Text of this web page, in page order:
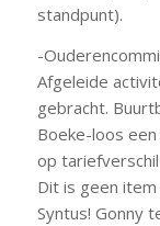
standpunt).
-
Afgeleide
gebracht.
Boeke-loos
op
Dit is geen
Syntus! Gonny